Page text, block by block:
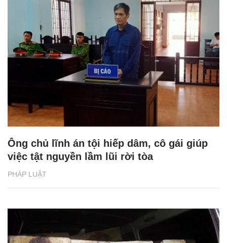
PHÁP LUẬT
Ông chủ lĩnh án tội hiếp dâm, cô gái giúp
việc tật nguyền lầm lũi rời tòa